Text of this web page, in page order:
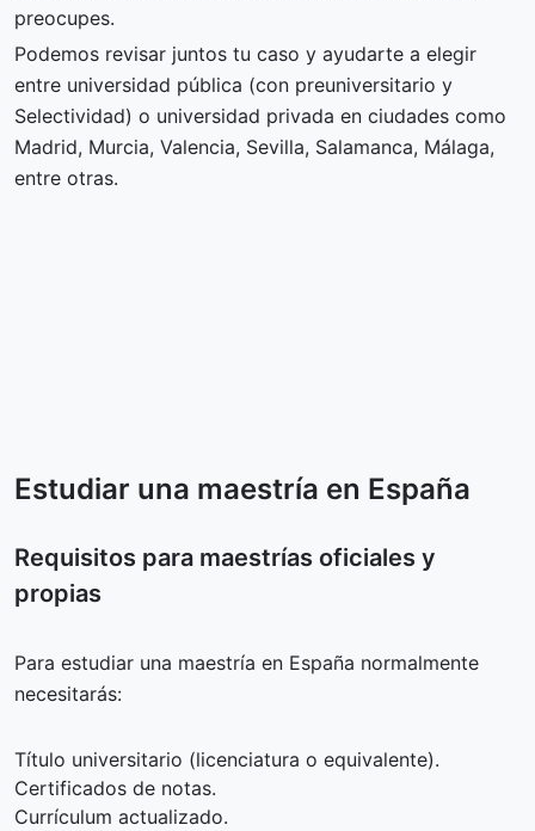
preocupes.
Podemos revisar juntos tu caso y ayudarte a elegir
entre universidad pública (con preuniversitario y
Selectividad) o universidad privada en ciudades como
Madrid, Murcia, Valencia, Sevilla, Salamanca, Málaga,
entre otras.
Estudiar una maestría en España
Requisitos para maestrías oficiales y
propias
Para estudiar una maestría en España normalmente
necesitarás:
Título universitario (licenciatura o equivalente).
Certificados de notas.
Currículum actualizado.